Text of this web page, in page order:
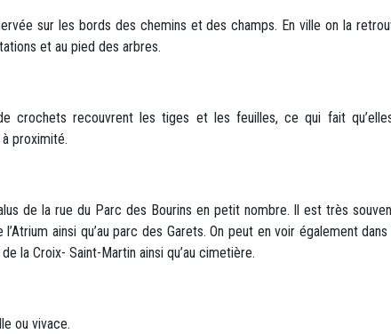
sur les bords des chemins et des champs. En ville on la
et au pied des arbres.
crochets recouvrent les tiges et les feuilles, ce qui fait qu’elles
proximité.
de la rue du Parc des Bourins en petit nombre. Il est très
ainsi qu’au parc des Garets. On peut en voir également
la Croix- Saint-Martin ainsi qu’au cimetière.
ou vivace.